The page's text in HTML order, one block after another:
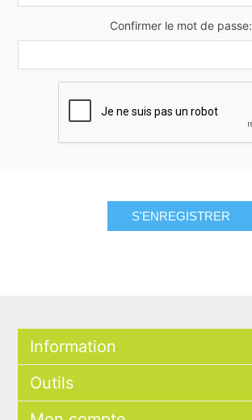
Confirmer le mot de passe:
S'ENREGISTRER
Information
Outils